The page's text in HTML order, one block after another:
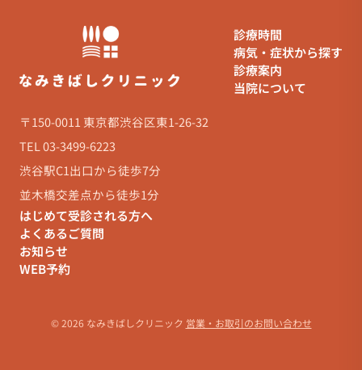
〒150-0011 東京都渋谷区東1-26-32
TEL 03-3499-6223
渋谷駅C1出口から徒歩7分
並木橋交差点から徒歩1分
診療時間
病気・症状から探す
診療案内
当院について
はじめて受診される方へ
よくあるご質問
お知らせ
WEB予約
© 2026 なみきばしクリニック 営業・お取引のお問い合わせ